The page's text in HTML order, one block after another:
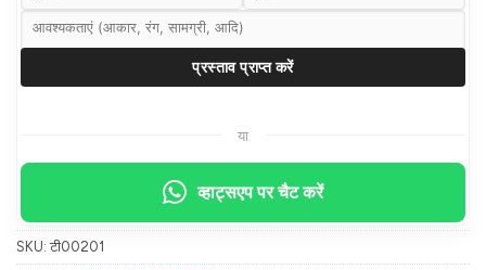
या
व्हाट्सएप पर चैट करें
SKU: टी00201